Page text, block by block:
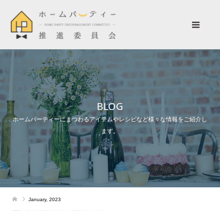
BLOG
ホームパーティーにまつわるアイテムやレシピなど様々な情報をご紹介し
ます。
January, 2023